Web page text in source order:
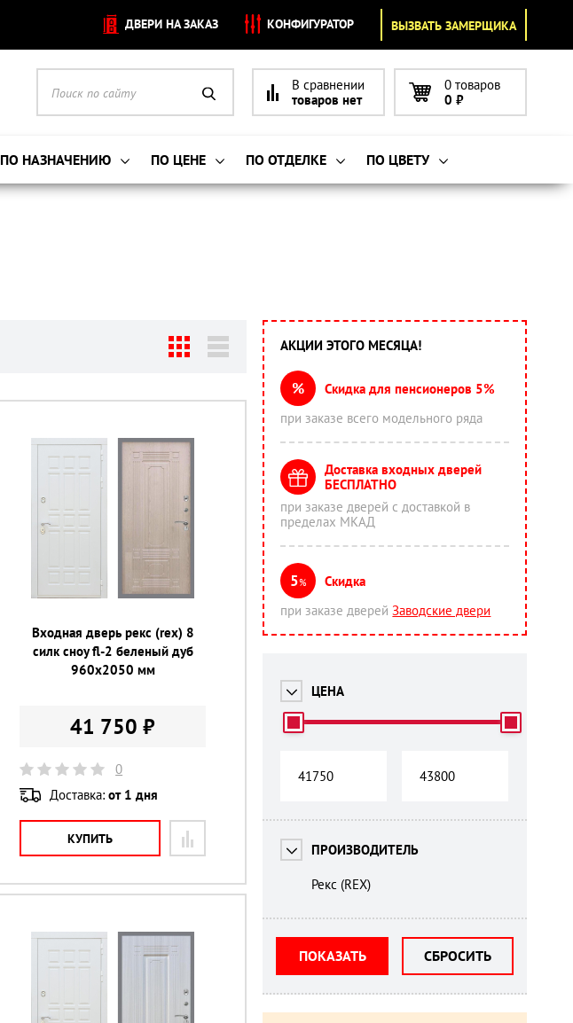
ДВЕРИ НА ЗАКАЗ КОНФИГУРАТОР ВЫЗВАТЬ ЗАМЕРЩИКА
В сравнении
товаров нет
0 товаров
0 ₽
ПО НАЗНАЧЕНИЮ ПО ЦЕНЕ ПО ОТДЕЛКЕ ПО ЦВЕТУ
Входная дверь рекс (rex) 8
силк сноу fl-2 беленый дуб
960х2050 мм
41 750 ₽
0
Доставка:от 1 дня
КУПИТЬ
АКЦИИ ЭТОГО МЕСЯЦА!
%
Скидка для пенсионеров 5%
при заказе всего модельного ряда
Доставка входных дверей
БЕСПЛАТНО
при заказе дверей с доставкой в
пределах МКАД
5%
Скидка
при заказе дверейЗаводские двери
ЦЕНА
ПРОИЗВОДИТЕЛЬ
Рекс (REX)
ПОКАЗАТЬ СБРОСИТЬ